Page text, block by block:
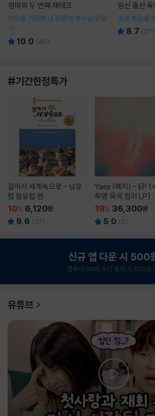
엄마의 두 번째 재테크
아이를 키우며 내 이름의 부수입 만들
기
10.0 (40)
임신 출산
초보 부모를
8.7 ( 27)
#기간한정특가
걸어서 세계속으로 - 남유
럽 동유럽 편
10% 6,120원
9.6 ( 27)
Yaeji (예지) - EP
투명 옥색 컬러 LP]
19% 36,300원
5.0 ( 2)
신규 앱 다운 시 500
앱푸시/SMS 수신 동의 시 600원
유튜브